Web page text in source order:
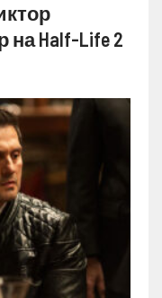
на Half-Life 2